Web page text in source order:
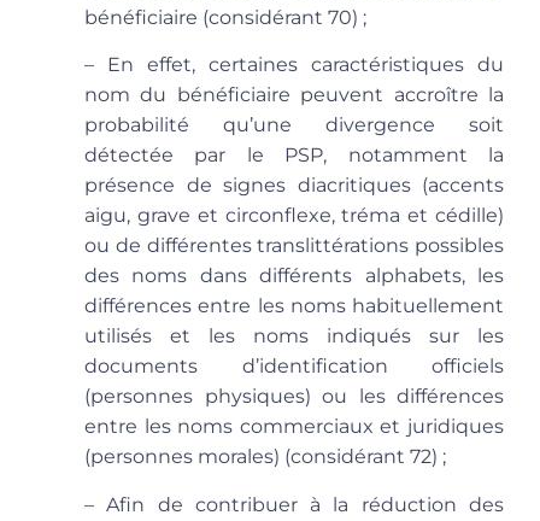
bénéficiaire (considérant 70) ;
– En effet, certaines caractéristiques du
nom du bénéficiaire peuvent accroître la
probabilité qu’une divergence soit
détectée par le PSP, notamment la
présence de signes diacritiques (accents
aigu, grave et circonflexe, tréma et cédille)
ou de différentes translittérations possibles
des noms dans différents alphabets, les
différences entre les noms habituellement
utilisés et les noms indiqués sur les
documents d’identification officiels
(personnes physiques) ou les différences
entre les noms commerciaux et juridiques
(personnes morales) (considérant 72) ;
– Afin de contribuer à la réduction des